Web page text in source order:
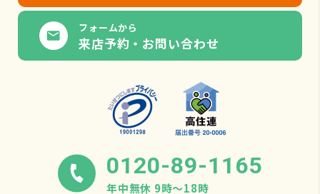
フォームから
来店予約・お問い合わせ
0120-89-1165
年中無休 9時〜18時